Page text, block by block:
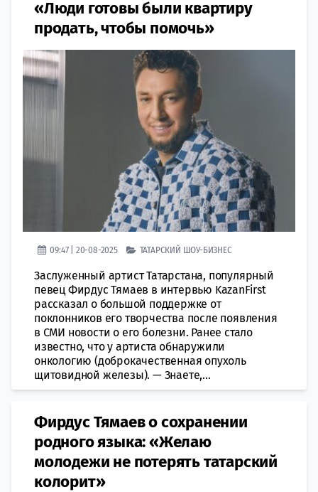
«Люди готовы были квартиру
продать, чтобы помочь»
09:47 | 20-08-2025 ТАТАРСКИЙ ШОУ-БИЗНЕС
Заслуженный артист Татарстана, популярный
певец Фирдус Тямаев в интервью KazanFirst
рассказал о большой поддержке от
поклонников его творчества после появления
в СМИ новости о его болезни. Ранее стало
известно, что у артиста обнаружили
онкологию (доброкачественная опухоль
щитовидной железы). — Знаете,...
Фирдус Тямаев о сохранении
родного языка: «Желаю
молодежи не потерять татарский
колорит»